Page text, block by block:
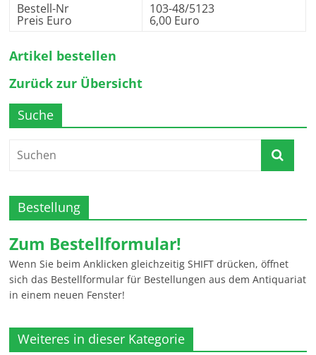
Bestell-Nr
Preis Euro
103-48/5123
6,00 Euro
Artikel bestellen
Zurück zur Übersicht
Suche
Bestellung
Zum Bestellformular!
Wenn Sie beim Anklicken gleichzeitig SHIFT drücken, öffnet
sich das Bestellformular für Bestellungen aus dem Antiquariat
in einem neuen Fenster!
Weiteres in dieser Kategorie